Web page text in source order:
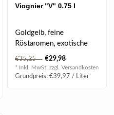
Viognier "V" 0.75 l
Goldgelb, feine
Röstaromen, exotische
gelbe Frucht, nussige
Anklänge, elegante..
€35,25 €29,98
* Inkl. MwSt. zzgl. Versandkosten
Grundpreis: €39,97 / Liter